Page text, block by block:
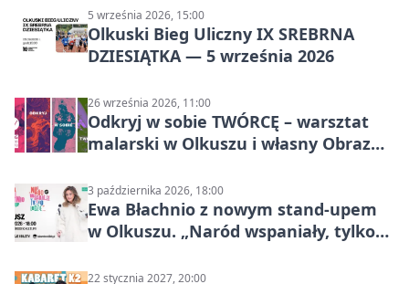
5 września 2026, 15:00
Olkuski Bieg Uliczny IX SREBRNA
DZIESIĄTKA — 5 września 2026
26 września 2026, 11:00
Odkryj w sobie TWÓRCĘ – warsztat
malarski w Olkuszu i własny Obraz
3 października 2026, 18:00
Ewa Błachnio z nowym stand-upem
w Olkuszu. „Naród wspaniały, tylko
22 stycznia 2027, 20:00